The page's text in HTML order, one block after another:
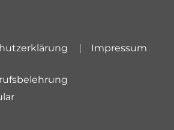
Impressum